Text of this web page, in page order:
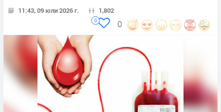
11:43, 09 юли 2026 г. 1,802
0
0